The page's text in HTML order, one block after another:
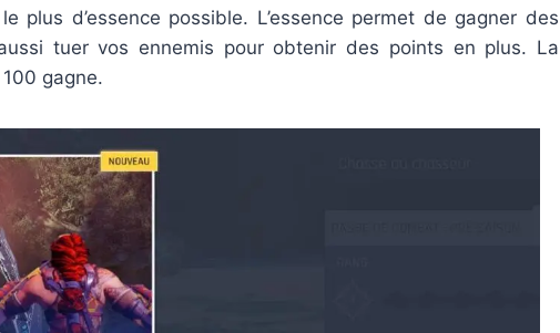
plus d’essence possible. L’essence permet de gagner des
tuer vos ennemis pour obtenir des points en plus. La
gagne.